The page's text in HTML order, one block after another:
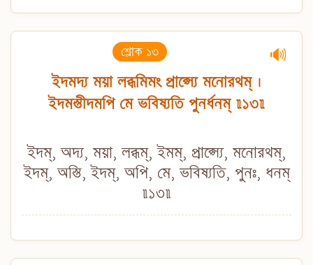
শ্লোক ১৩ 🔊
ইদমদ্য ময়া লব্ধমিমং প্রাপ্স্যে মনোরথম্ ।
ইদমস্তীদমপি মে ভবিষ্যতি পুনর্ধনম্ ॥১৩॥
ইদম্, অদ্য, ময়া, লব্ধম্, ইমম্, প্রাপ্স্যে, মনোরথম্,
ইদম্, অস্তি, ইদম্, অপি, মে, ভবিষ্যতি, পুনঃ, ধনম্
॥১৩॥